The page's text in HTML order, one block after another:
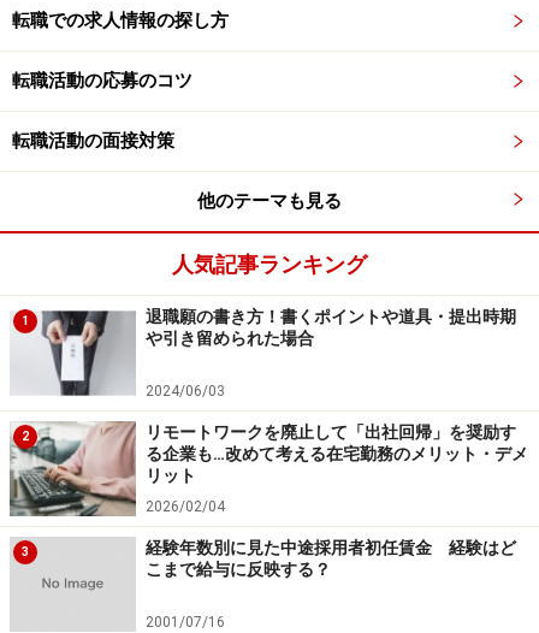
転職での求人情報の探し方
転職活動の応募のコツ
転職活動の面接対策
他のテーマも見る
人気記事ランキング
1
退職願の書き方！書くポイントや道具・提出時期
や引き留められた場合
2024/06/03
2
リモートワークを廃止して「出社回帰」を奨励す
る企業も…改めて考える在宅勤務のメリット・デメ
リット
2026/02/04
3
経験年数別に見た中途採用者初任賃金 経験はど
こまで給与に反映する？
2001/07/16